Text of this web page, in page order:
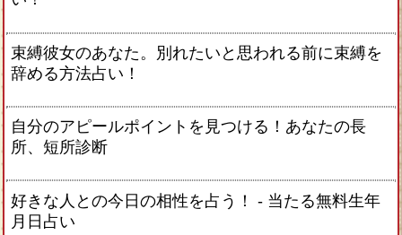
束縛彼女のあなた。別れたいと思われる前に束縛を
辞める方法占い！
自分のアピールポイントを見つける！あなたの長
所、短所診断
好きな人との今日の相性を占う！ ‐ 当たる無料生年
月日占い